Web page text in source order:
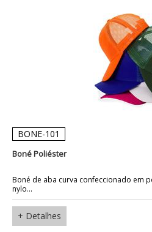
BONE-101
Boné Poliéster
Boné de aba curva confeccionado em
nylo...
+ Detalhes